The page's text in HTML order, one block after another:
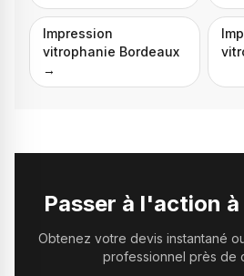
Impression
vitrophanie Bordeaux
→
Passer à l'action à
Obtenez votre devis instantané
professionnel près de